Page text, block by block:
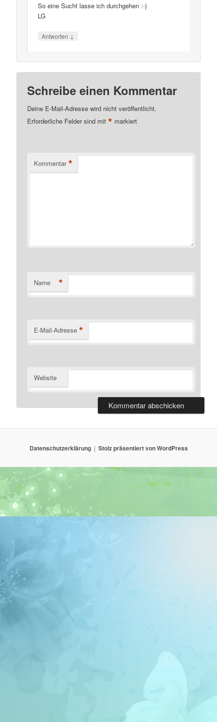
So eine Sucht lasse ich durchgehen :-)
LG
Antworten ↓
Schreibe einen Kommentar
Deine E-Mail-Adresse wird nicht veröffentlicht.
Erforderliche Felder sind mit* markiert
Kommentar *
Name *
E-Mail-Adresse *
Website
Datenschutzerklärung Stolz präsentiert von WordPress